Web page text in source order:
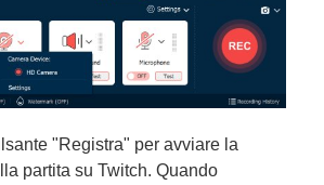
"Registra" per avviare la
partita su Twitch. Quando